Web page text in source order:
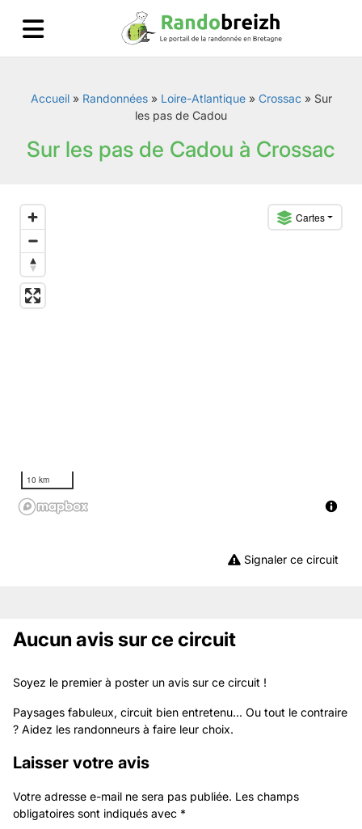
Accueil» Randonnées» Loire-Atlantique» Crossac » Sur
les pas de Cadou
Sur les pas de Cadou à Crossac
Cartes
10 km
Signaler ce circuit
Aucun avis sur ce circuit
Soyez le premier à poster un avis sur ce circuit !
Paysages fabuleux, circuit bien entretenu... Ou tout le contraire
? Aidez les randonneurs à faire leur choix.
Laisser votre avis
Votre adresse e-mail ne sera pas publiée. Les champs
obligatoires sont indiqués avec *